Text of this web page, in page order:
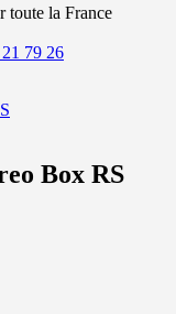
toute la France
79 26
Box RS